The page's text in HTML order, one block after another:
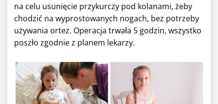
na celu usunięcie przykurczy pod kolanami, żeby
chodzić na wyprostowanych nogach, bez potrzeby
używania ortez. Operacja trwała 5 godzin, wszystko
poszło zgodnie z planem lekarzy.